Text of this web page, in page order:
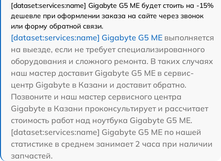
[dataset:services:name] Gigabyte G5 ME будет стоить на -15%
дешевле при оформлении заказа на сайте через звонок
или форму обратной связи.
[dataset:services:name] Gigabyte G5 ME выполняется
на выезде, если не требует специализированного
оборудования и сложного ремонта. В таких случаях
наш мастер доставит Gigabyte G5 ME в сервис-
центр Gigabyte в Казани и доставит обратно.
Позвоните и наш мастер сервисного центра
Gigabyte в Казани проконсультирует и рассчитает
стоимость работ над ноутбука Gigabyte G5 ME.
[dataset:services:name] Gigabyte G5 ME по нашей
статистике в среднем занимает 2 часа при наличии
запчастей.